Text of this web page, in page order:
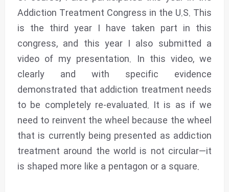
Addiction Treatment Congress in the U.S. This
is the third year I have taken part in this
congress, and this year I also submitted a
video of my presentation. In this video, we
clearly and with specific evidence
demonstrated that addiction treatment needs
to be completely re-evaluated. It is as if we
need to reinvent the wheel because the wheel
that is currently being presented as addiction
treatment around the world is not circular—it
is shaped more like a pentagon or a square.